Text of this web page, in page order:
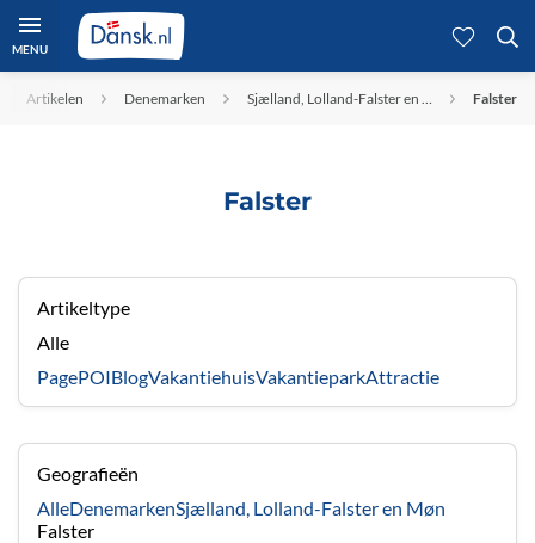
MENU
Artikelen Denemarken Sjælland, Lolland-Falster en … Falster
Falster
Artikeltype
Alle
PagePOIBlogVakantiehuisVakantieparkAttractie
Geografieën
AlleDenemarkenSjælland, Lolland-Falster en Møn
Falster